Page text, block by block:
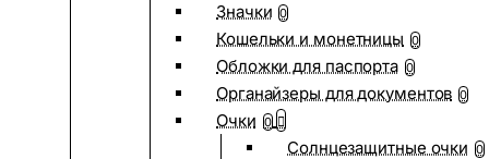
Значки 0
Кошельки и монетницы 0
Обложки для паспорта 0
Органайзеры для документов 0
Очки 0
Солнцезащитные очки 0